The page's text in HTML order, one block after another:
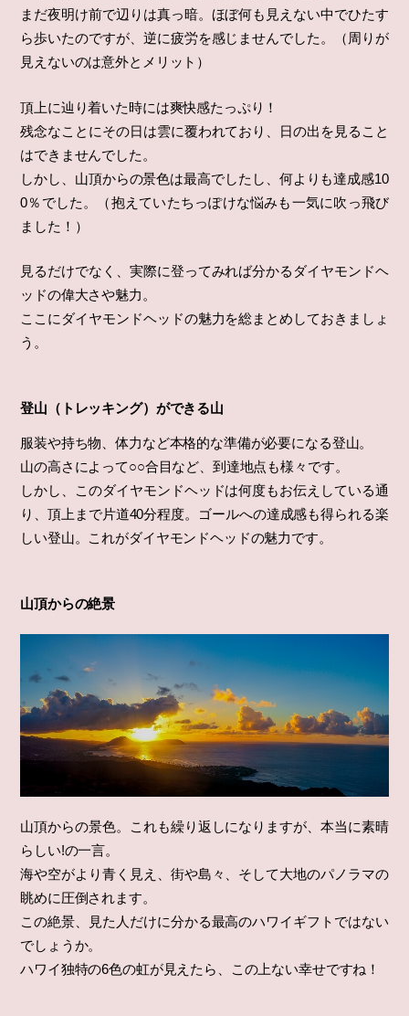
まだ夜明け前で辺りは真っ暗。ほぼ何も見えない中でひたす
ら歩いたのですが、逆に疲労を感じませんでした。（周りが
見えないのは意外とメリット）
頂上に辿り着いた時には爽快感たっぷり！
残念なことにその日は雲に覆われており、日の出を見ること
はできませんでした。
しかし、山頂からの景色は最高でしたし、何よりも達成感10
0％でした。（抱えていたちっぽけな悩みも一気に吹っ飛び
ました！）
見るだけでなく、実際に登ってみれば分かるダイヤモンドヘ
ッドの偉大さや魅力。
ここにダイヤモンドヘッドの魅力を総まとめしておきましょ
う。
登山（トレッキング）ができる山
服装や持ち物、体力など本格的な準備が必要になる登山。
山の高さによって○○合目など、到達地点も様々です。
しかし、このダイヤモンドヘッドは何度もお伝えしている通
り、頂上まで片道40分程度。ゴールへの達成感も得られる楽
しい登山。これがダイヤモンドヘッドの魅力です。
山頂からの絶景
山頂からの景色。これも繰り返しになりますが、本当に素晴
らしい!の一言。
海や空がより青く見え、街や島々、そして大地のパノラマの
眺めに圧倒されます。
この絶景、見た人だけに分かる最高のハワイギフトではない
でしょうか。
ハワイ独特の6色の虹が見えたら、この上ない幸せですね！